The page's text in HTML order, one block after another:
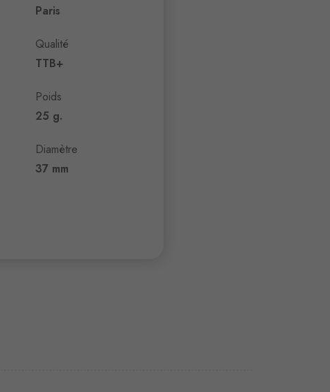
Paris
Qualité
TTB+
Poids
25 g.
Diamètre
37 mm